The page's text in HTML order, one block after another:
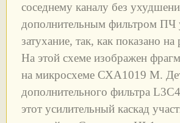
соседнему каналу без
дополнительным фильтром ПЧ
затухание, так, как показано на
На этой схеме изображен
на микросхеме СХА1019 М.
дополнительного фильтра
этот усилительный каскад